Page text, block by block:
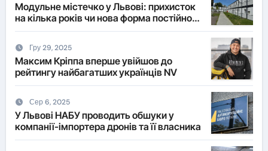
Модульне містечко у Львові: прихисток
на кілька років чи нова форма постійного
житла?
Гру 29, 2025
Максим Кріппа вперше увійшов до
рейтингу найбагатших українців NV
Сер 6, 2025
У Львові НАБУ проводить обшуки у
компанії-імпортера дронів та її власника